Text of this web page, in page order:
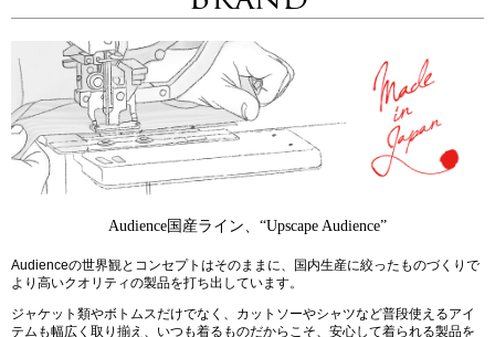
Audience国産ライン、“Upscape Audience”
Audienceの世界観とコンセプトはそのままに、国内生産に絞ったものづくりで
より高いクオリティの製品を打ち出しています。
ジャケット類やボトムスだけでなく、カットソーやシャツなど普段使えるアイ
テムも幅広く取り揃え、いつも着るものだからこそ、安心して着られる製品を